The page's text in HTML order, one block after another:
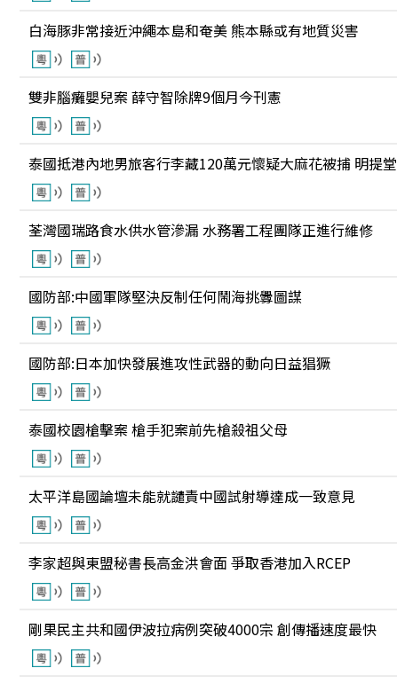
白海豚非常接近沖繩本島和奄美 熊本縣或有地質災害
雙非腦癱嬰兒案 薛守智除牌9個月今刊憲
泰國抵港內地男旅客行李藏120萬元懷疑大麻花被捕 明提堂
荃灣國瑞路食水供水管滲漏 水務署工程團隊正進行維修
國防部:中國軍隊堅決反制任何鬧海挑釁圖謀
國防部:日本加快發展進攻性武器的動向日益猖獗
泰國校園槍擊案 槍手犯案前先槍殺祖父母
太平洋島國論壇未能就譴責中國試射導達成一致意見
李家超與東盟秘書長高金洪會面 爭取香港加入RCEP
剛果民主共和國伊波拉病例突破4000宗 創傳播速度最快